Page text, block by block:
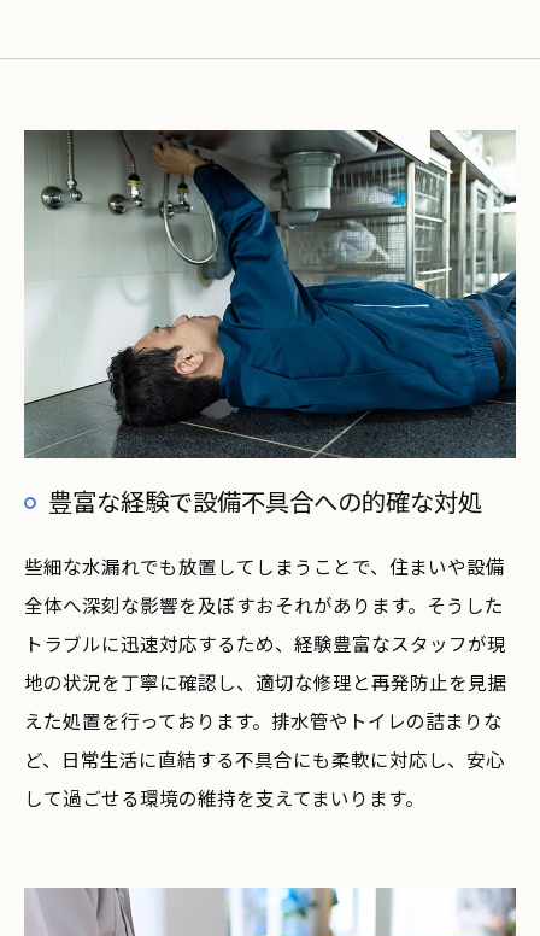
豊富な経験で設備不具合への的確な対処
些細な水漏れでも放置してしまうことで、住まいや設備
全体へ深刻な影響を及ぼすおそれがあります。そうした
トラブルに迅速対応するため、経験豊富なスタッフが現
地の状況を丁寧に確認し、適切な修理と再発防止を見据
えた処置を行っております。排水管やトイレの詰まりな
ど、日常生活に直結する不具合にも柔軟に対応し、安心
して過ごせる環境の維持を支えてまいります。